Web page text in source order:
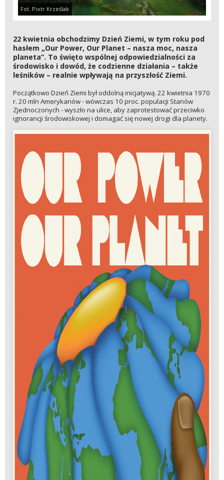
Fot. Piotr Krześlak
22 kwietnia obchodzimy Dzień Ziemi, w tym roku pod
hasłem „Our Power, Our Planet – nasza moc, nasza
planeta”. To święto wspólnej odpowiedzialności za
środowisko i dowód, że codzienne działania – także
leśników – realnie wpływają na przyszłość Ziemi.
Początkowo Dzień Ziemi był oddolną inicjatywą. 22 kwietnia 1970
r. 20 mln Amerykanów - wówczas 10 proc. populacji Stanów
Zjednoczonych - wyszło na ulice, aby zaprotestować przeciwko
ignorancji środowiskowej i domagać się nowej drogi dla planety.